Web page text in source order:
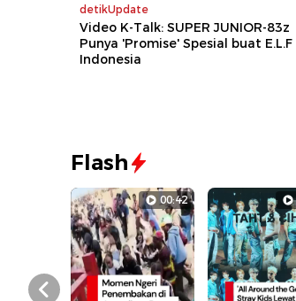
detikUpdate
Video K-Talk: SUPER JUNIOR-83z
Punya 'Promise' Spesial buat E.L.F
Indonesia
Flash
00:42